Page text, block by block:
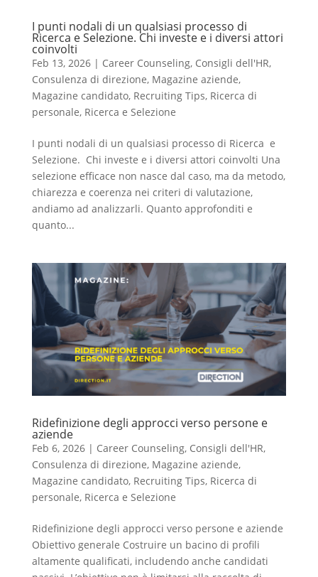
I punti nodali di un qualsiasi processo di
Ricerca e Selezione. Chi investe e i diversi attori
coinvolti
Feb 13, 2026| Career Counseling, Consigli dell'HR,
Consulenza di direzione, Magazine aziende,
Magazine candidato, Recruiting Tips, Ricerca di
personale, Ricerca e Selezione
I punti nodali di un qualsiasi processo di Ricerca e
Selezione. Chi investe e i diversi attori coinvolti Una
selezione efficace non nasce dal caso, ma da metodo,
chiarezza e coerenza nei criteri di valutazione,
andiamo ad analizzarli. Quanto approfonditi e
quanto...
Ridefinizione degli approcci verso persone e
aziende
Feb 6, 2026| Career Counseling, Consigli dell'HR,
Consulenza di direzione, Magazine aziende,
Magazine candidato, Recruiting Tips, Ricerca di
personale, Ricerca e Selezione
Ridefinizione degli approcci verso persone e aziende
Obiettivo generale Costruire un bacino di profili
altamente qualificati, includendo anche candidati